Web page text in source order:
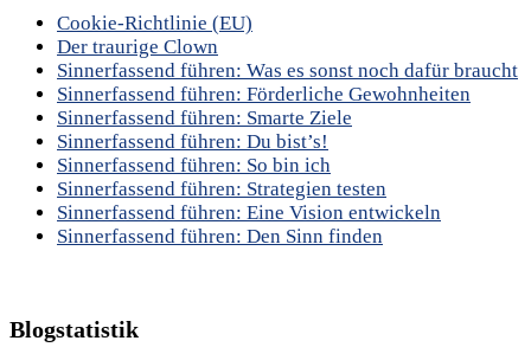
Cookie-Richtlinie (EU)
Der traurige Clown
Sinnerfassend führen: Was es sonst noch dafür braucht
Sinnerfassend führen: Förderliche Gewohnheiten
Sinnerfassend führen: Smarte Ziele
Sinnerfassend führen: Du bist’s!
Sinnerfassend führen: So bin ich
Sinnerfassend führen: Strategien testen
Sinnerfassend führen: Eine Vision entwickeln
Sinnerfassend führen: Den Sinn finden
Blogstatistik